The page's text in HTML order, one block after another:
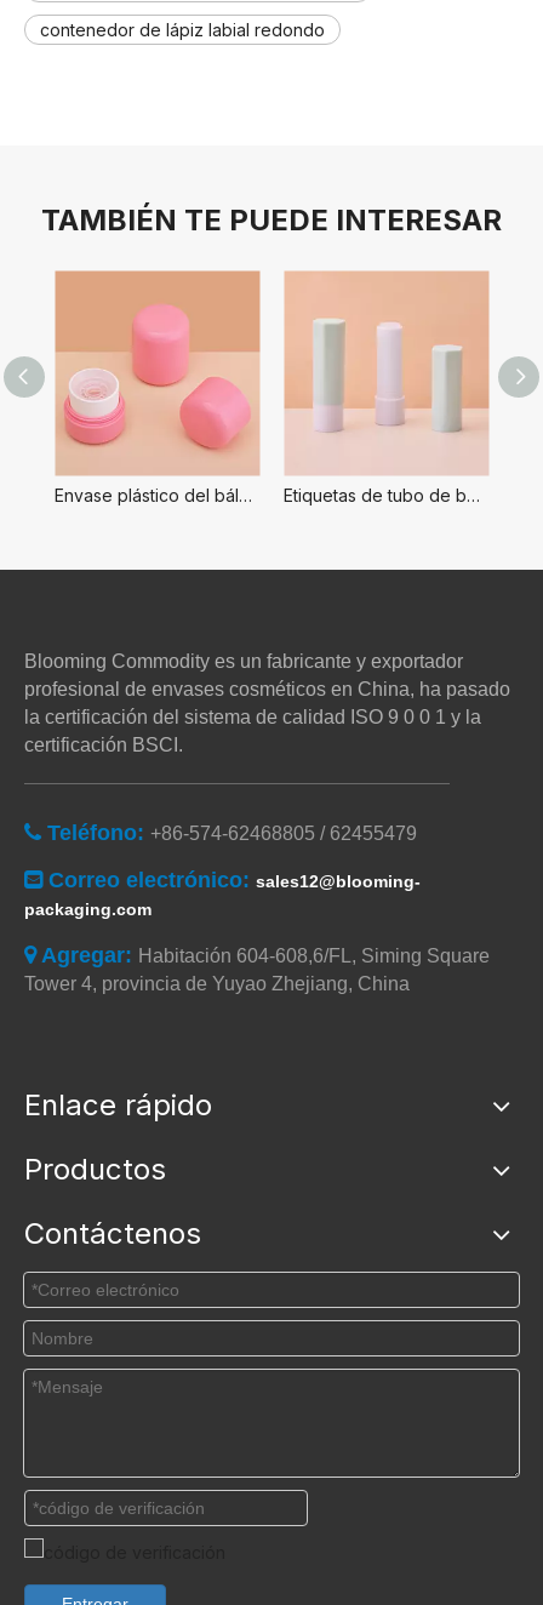
contenedor de lápiz labial redondo
TAMBIÉN TE PUEDE INTERESAR
Envase plástico del bálsamo labial del lápiz labial del lápiz labial del desodorante 7.2g Etiquetas de tubo de bálsamo labial vacías personalizadas, tamaño 4,88g
Blooming Commodity es un fabricante y exportador
profesional de envases cosméticos en China, ha pasado
la certificación del sistema de calidad ISO 9 0 0 1 y la
certificación BSCI.
 Teléfono: +86-574-62468805 / 62455479
Correo electrónico: sales12@blooming-
packaging.com
Agregar: Habitación 604-608,6/FL, Siming Square
Tower 4, provincia de Yuyao Zhejiang, China
Enlace rápido
Productos
Contáctenos